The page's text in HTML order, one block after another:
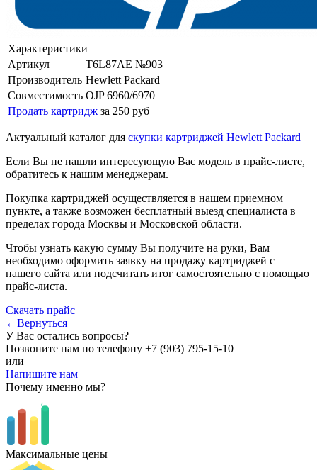
Характеристики
Артикул
T6L87AE №903
Производитель Hewlett Packard
Совместимость OJP 6960/6970
Продать картридж за 250 руб
Актуальный каталог для скупки картриджей Hewlett Packard
Если Вы не нашли интересующую Вас модель в прайс-листе,
обратитесь к нашим менеджерам.
Покупка картриджей осуществляется в нашем приемном
пункте, а также возможен бесплатный выезд специалиста в
пределах города Москвы и Московской области.
Чтобы узнать какую сумму Вы получите на руки, Вам
необходимо оформить заявку на продажу картриджей с
нашего сайта или подсчитать итог самостоятельно с помощью
прайс-листа.
Скачать прайс
←Вернуться
У Вас остались вопросы?
Позвоните нам по телефону +7 (903) 795-15-10
или
Напишите нам
Почему именно мы?
Максимальные цены